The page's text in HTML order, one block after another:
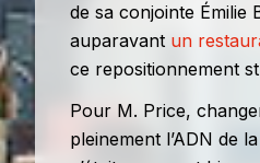
de sa conjointe
auparavant un
ce repositionnement
Pour M. Price,
pleinement l’ADN de